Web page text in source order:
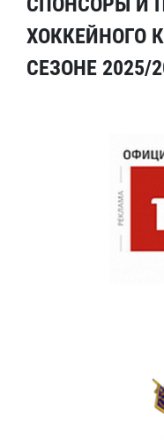
ХОККЕЙНОГО
СЕЗОНЕ 2025/